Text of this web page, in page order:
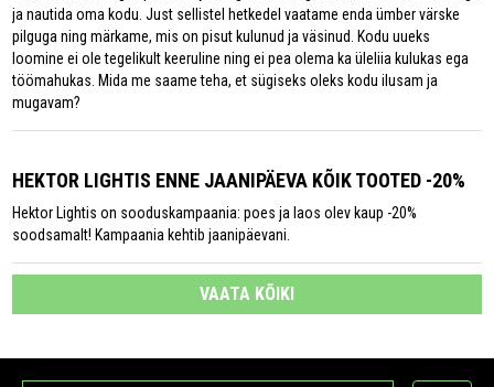
ja nautida oma kodu. Just sellistel hetkedel vaatame enda ümber värske
pilguga ning märkame, mis on pisut kulunud ja väsinud. Kodu uueks
loomine ei ole tegelikult keeruline ning ei pea olema ka üleliia kulukas ega
töömahukas. Mida me saame teha, et sügiseks oleks kodu ilusam ja
mugavam?
HEKTOR LIGHTIS ENNE JAANIPÄEVA KÕIK TOOTED -20%
Hektor Lightis on sooduskampaania: poes ja laos olev kaup -20%
soodsamalt! Kampaania kehtib jaanipäevani.
VAATA KÕIKI